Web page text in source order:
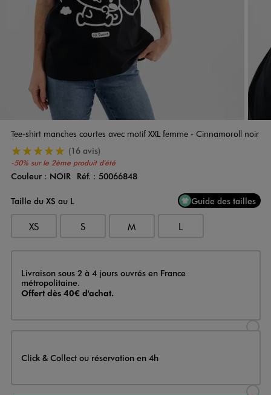
Tee-shirt manches courtes avec motif XXL femme - Cinnamoroll noir
-50% sur le 2ème produit d'été
5/5 de moyenne(16 avis)
Couleur
Couleur : NOIR Réf. : 50066848
Taille du XS au L
Guide des tailles
XS S M L
Livraison
Livraison sous 2 à 4 jours ouvrés en France
métropolitaine.
Offert dès 40€ d'achat.
Click & Collect ou réservation en 4h